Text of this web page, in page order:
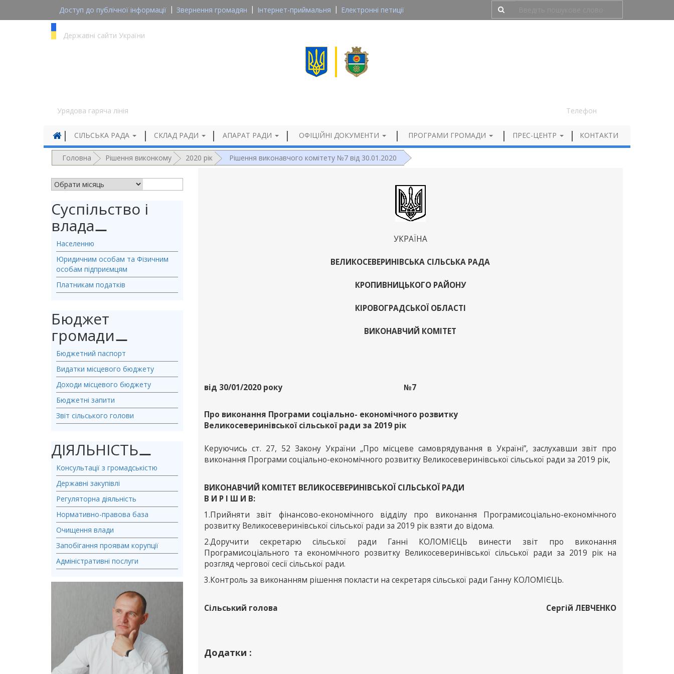
Доступ до публічної інформації Звернення громадян Інтернет-приймальня
Електронні петиції
Державні сайти України
Урядова гаряча лінія Телефон
СІЛЬСЬКА РАДА СКЛАД РАДИ АПАРАТ РАДИ ОФІЦІЙНІ ДОКУМЕНТИ ПРОГРАМИ ГРОМАДИ ПРЕС-ЦЕНТР КОНТАКТИ
Головна Рішення виконкому 2020 рік Рішення виконавчого комітету №7 від 30.01.2020
АРХІВ НОВИН
Суспільство і
влада⚊
Населенню
Юридичним особам та Фізичним
особам підприємцям
Платникам податків
Бюджет
громади⚊
Бюджетний паспорт
Видатки місцевого бюджету
Доходи місцевого бюджету
Бюджетні запити
Звіт сільського голови
ДІЯЛЬНІСТЬ⚊
Консультації з громадськістю
Державні закупівлі
Регуляторна діяльність
Нормативно-правова база
Очищення влади
Запобігання проявам корупції
Адміністративні послуги
УКРАЇНА
ВЕЛИКОСЕВЕРИНІВСЬКА СІЛЬСЬКА РАДА
КРОПИВНИЦЬКОГО РАЙОНУ
КІРОВОГРАДСЬКОЇ ОБЛАСТІ
ВИКОНАВЧИЙ КОМІТЕТ
від 30/01/2020 року №7
Про виконання Програми соціально- економічного розвитку
Великосеверинівської сільської ради за 2019 рік
Керуючись ст. 27, 52 Закону України „Про місцеве самоврядування в Україні”, заслухавши звіт про
виконання Програми соціально-економічного розвитку Великосеверинівської сільської ради за 2019 рік,
ВИКОНАВЧИЙ КОМІТЕТ ВЕЛИКОСЕВЕРИНІВСЬКОЇ СІЛЬСЬКОЇ РАДИ
В И Р І Ш И В:
1.Прийняти звіт фінансово-економічного відділу про виконання Програмисоціально-економічного
розвитку Великосеверинівської сільської ради за 2019 рік взяти до відома.
2.Доручити секретарю сільської ради Ганні КОЛОМІЄЦЬ винести звіт про виконання
Програмисоціального та економічного розвитку Великосеверинівської сільської ради за 2019 рік на
розгляд чергової сесії сільської ради.
3.Контроль за виконанням рішення покласти на секретаря сільської ради Ганну КОЛОМІЄЦЬ.
Сільський голова Сергій ЛЕВЧЕНКО
Додатки :